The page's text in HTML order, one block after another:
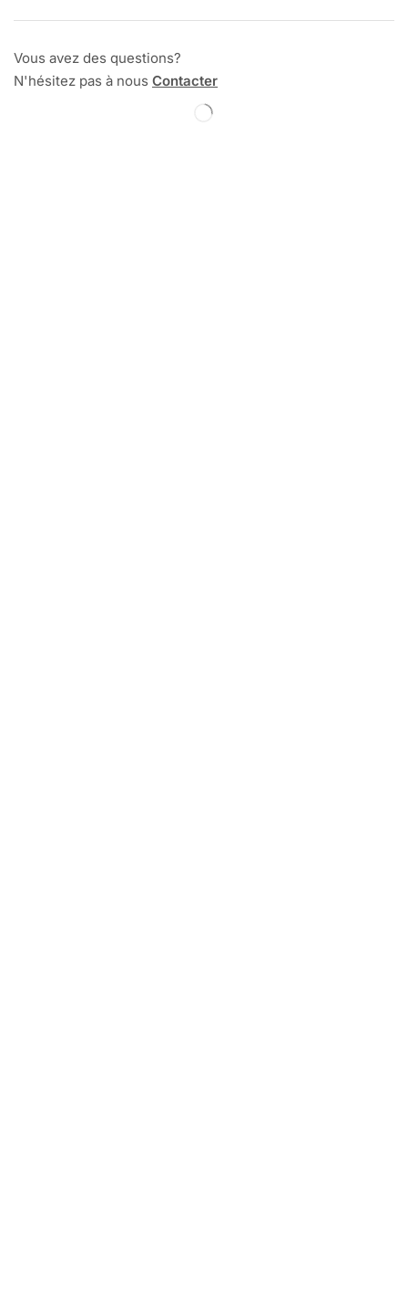
Vous avez des questions?
N'hésitez pas à nous Contacter